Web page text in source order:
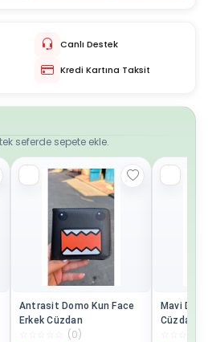
Canlı Destek
Kredi Kartına Taksit
seferde sepete ekle.
Antrasit Domo Kun Face
Erkek Cüzdan
(0)
Mavi
Cüzdan